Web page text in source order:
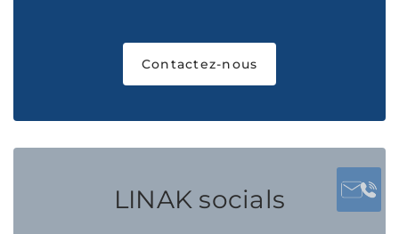
Contactez-nous
LINAK socials